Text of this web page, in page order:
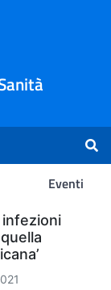
Eventi
infezioni